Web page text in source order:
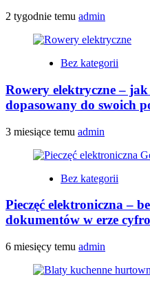
2 tygodnie temu admin
Bez kategorii
Rowery elektryczne –
dopasowany do swoich
3 miesiące temu admin
Bez kategorii
Pieczęć elektroniczna –
dokumentów w erze
6 miesięcy temu admin